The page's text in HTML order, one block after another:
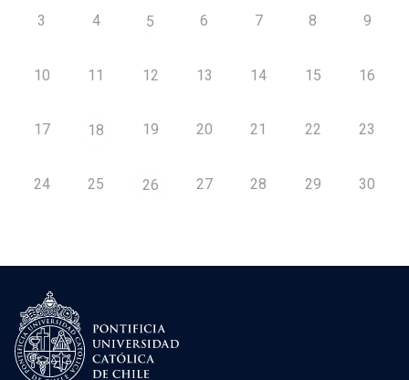
3 4 5 6 7 8 9
10 11 12 13 14 15 16
17 18 19 20 21 22 23
24 25 26 27 28 29 30